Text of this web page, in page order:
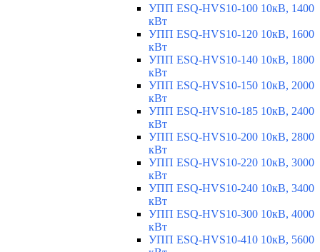
УПП ESQ-HVS10-100 10кВ, 1400
кВт
УПП ESQ-HVS10-120 10кВ, 1600
кВт
УПП ESQ-HVS10-140 10кВ, 1800
кВт
УПП ESQ-HVS10-150 10кВ, 2000
кВт
УПП ESQ-HVS10-185 10кВ, 2400
кВт
УПП ESQ-HVS10-200 10кВ, 2800
кВт
УПП ESQ-HVS10-220 10кВ, 3000
кВт
УПП ESQ-HVS10-240 10кВ, 3400
кВт
УПП ESQ-HVS10-300 10кВ, 4000
кВт
УПП ESQ-HVS10-410 10кВ, 5600